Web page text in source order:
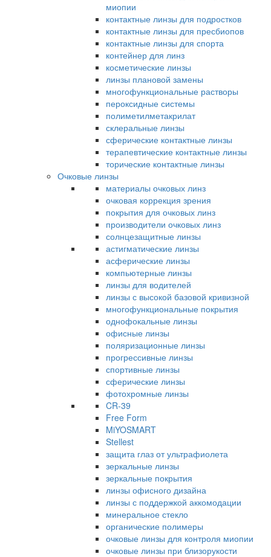
миопии
контактные линзы для подростков
контактные линзы для пресбиопов
контактные линзы для спорта
контейнер для линз
косметические линзы
линзы плановой замены
многофункциональные растворы
пероксидные системы
полиметилметакрилат
склеральные линзы
сферические контактные линзы
терапевтические контактные линзы
торические контактные линзы
Очковые линзы
материалы очковых линз
очковая коррекция зрения
покрытия для очковых линз
производители очковых линз
солнцезащитные линзы
астигматические линзы
асферические линзы
компьютерные линзы
линзы для водителей
линзы с высокой базовой кривизной
многофункциональные покрытия
однофокальные линзы
офисные линзы
поляризационные линзы
прогрессивные линзы
спортивные линзы
сферические линзы
фотохромные линзы
CR-39
Free Form
MiYOSMART
Stellest
защита глаз от ультрафиолета
зеркальные линзы
зеркальные покрытия
линзы офисного дизайна
линзы с поддержкой аккомодации
минеральное стекло
органические полимеры
очковые линзы для контроля миопии
очковые линзы при близорукости